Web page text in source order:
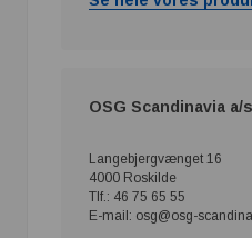
OSG Scandinavia a/s
Langebjergvænget 16
4000 Roskilde
Tlf.: 46 75 65 55
E-mail: osg@osg-